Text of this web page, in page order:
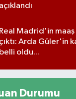
açıklandı
Real Madrid'in
çıktı: Arda Güler'in
belli oldu...
Durumu